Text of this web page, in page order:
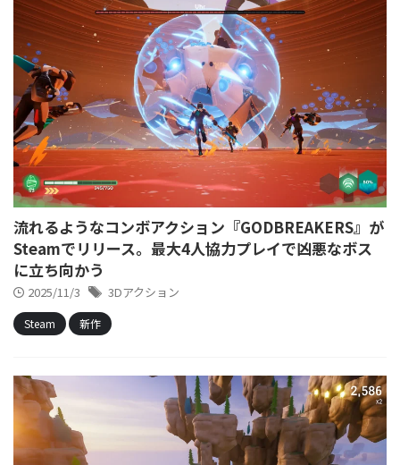
流れるようなコンボアクション『GODBREAKERS』が
Steamでリリース。最大4人協力プレイで凶悪なボス
に立ち向かう
2025/11/3 3Dアクション
Steam 新作